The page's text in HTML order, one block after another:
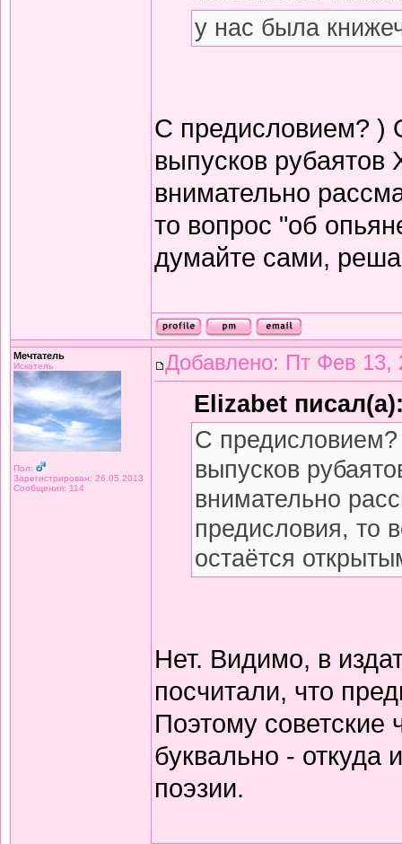
у нас была
С предисловием? )
выпусков рубаятов
внимательно
то вопрос "об
думайте сами,
Мечтатель
Искатель
Пол:
Зарегистрирован: 26.05.2013
Сообщения: 114
Добавлено: Пт Фев 13,
Elizabet
С
выпусков
внимательно
предисловия, то
остаётся
Нет. Видимо, в
посчитали, что
Поэтому советские
буквально -
поэзии.